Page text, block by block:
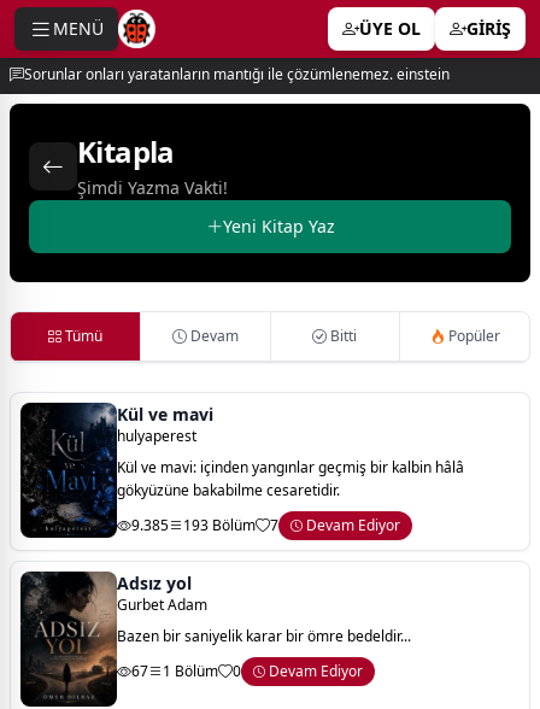
MENÜ ÜYE OL GİRİŞ
Sorunlar onları yaratanların mantığı ile çözümlenemez. einstein
Kitapla
Şimdi Yazma Vakti!
Yeni Kitap Yaz
Tümü Devam Bitti Popüler
Kül ve mavi
hulyaperest
Kül ve mavi: içinden yangınlar geçmiş bir kalbin hâlâ
gökyüzüne bakabilme cesaretidir.
9.385
193 Bölüm 7 Devam Ediyor
Adsız yol
Gurbet Adam
Bazen bir saniyelik karar bir ömre bedeldir...
67
1 Bölüm 0 Devam Ediyor
menu